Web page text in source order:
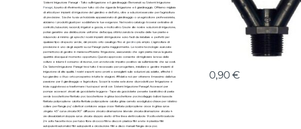
0,90€
Sistemi Irrigazione Panagri - Tutto sull'irrigazione e il giardinaggio Benvenuti su Sistemi Irrigazione
Panagri, il punto di riferimento per tutto ciò che riguarda l'irrigazione e il giardinaggio. Offriamo migliaia
di articoli per impianti di irrigazione del giardino e dell'orto, oltre a soluzioni avanzate per l'agricoltura
di precisione. Sia che tu sia un hobbista appassionato di giardinaggio o un agricoltore professionista,
abbiamo i prodotti giusti per soddisfare le tue esigenze. Nel nostro catalogo troverai centraline di
controllo, tubazioni, raccordi, irrigatori a goccia, e molto altro. Grazie alle nostre soluzioni di irrigazione,
potrai garantire una distribuzione uniforme dell'acqua, ottimizzando la crescita delle tue piante e
riducendo al minimo gli sprechi. I nostri impianti di irrigazione sono facili da installare e perfetti per
qualsiasi tipo di spazio verde, dal piccolo orto casalingo fino al giardinopiù ampio. L'agricoltura di
precisione è uno degli aspetti su cui Panagri punta maggiormente. Le nostre tecnologie avanzate
permettono di gestire in maniera efficiente l'irrigazione, assicurando che ogni pianta riceva la giusta
quantità di acqua al momento opportuno. Questo approccio consente di migliorare la resa delle
colture e ridurre il consumo di risorse, con un notevole impatto positivo sia sull'ambiente che sui costi.
Da Sistemi Irrigazione Panagri trovi tutto il necessario per progettare, installare e gestire impianti di
irrigazione di alta qualità. I nostri esperti sono pronti a consigliarti sulle soluzioni più adatte, affinché il
tuo giardino o il tuo orto prosperino in tutte le stagioni. Affidati a noi per ottenere il massimo dalla tua
passione per il giardinaggio e l'agricoltura. Scopri la nostra selezione di prodotti per l'irrigazione e
inizia oggi stesso a trasformare i tuoi spazi verdi con Sistemi Irrigazione Panagri! Accessori per
pompe accessori zincati ala gocciolante leggera - Tape ala gocciolante pesante barattolino di pasta
verde bocchettone filettato pvc bocchettone in ghisa bocchettone pvc incollaggio bulloni bussola
filettata polipropilene calotta filettata polipropilene calotta ghisa carrello avvolgitubo chiave per idratino
collare per flangia pv/ collettori contatore acqua croce filettata polipropilene croce in ghisa curva
zingata 45° curva zincata 90° diffusore zincato diramazione laterale zincata diramazione zincata 4
vie dissabbiatori doppia curva zincata doppio anello di fine linea elettrovalvole 9 volts elettrovalvole
24 volts fascette inox per tubo fibra di cocco filtri a disco in plastica filtri a rete in plastica filtri
autopulenti automatici filtri autopulenti a circolazione filtri a disco manuali flangia cieca pvc.